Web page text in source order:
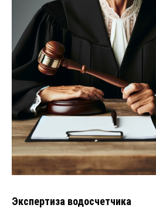
Экспертиза водосчетчика